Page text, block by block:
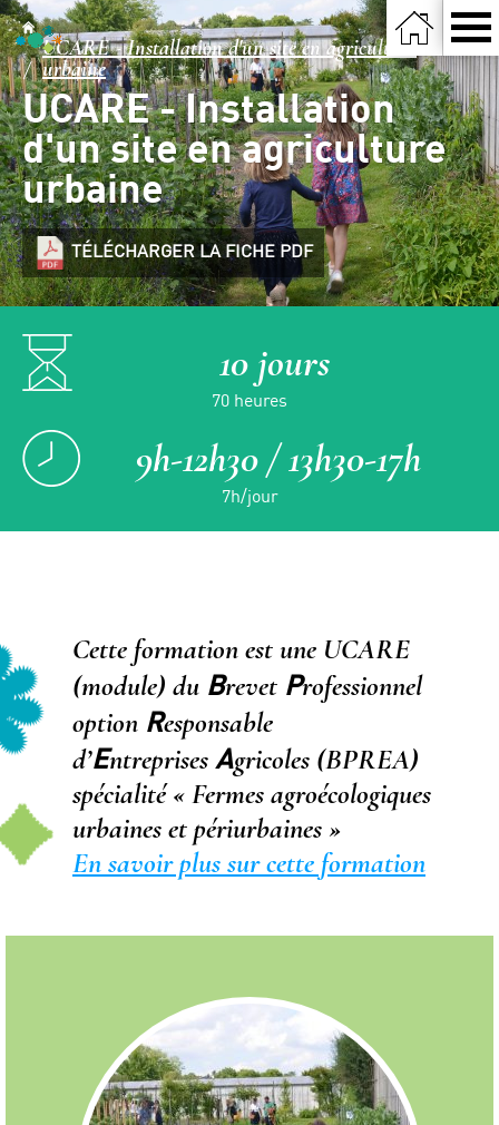
UCARE - Installation d'un site en agriculture
urbaine
UCARE - Installation
d'un site en agriculture
urbaine
TÉLÉCHARGER LA FICHE PDF
10 jours
70 heures
9h-12h30 / 13h30-17h
7h/jour
Cette formation est une UCARE
(module) du Brevet Professionnel
option Responsable
d’Entreprises Agricoles (BPREA)
spécialité « Fermes agroécologiques
urbaines et périurbaines »
En savoir plus sur cette formation